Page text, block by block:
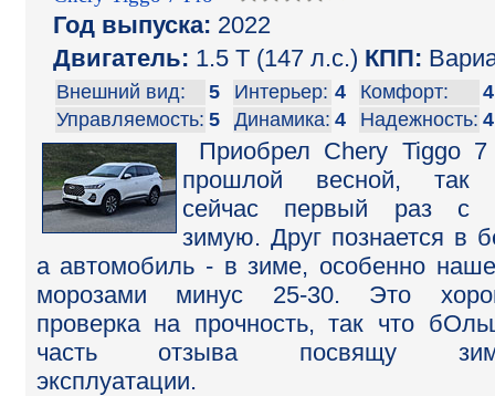
Год выпуска: 2022
Двигатель: 1.5 T (147 л.с.) КПП:
Внешний вид: 5 Интерьер: 4 Комфорт:
4
Управляемость: 5 Динамика: 4 Надежность: 4
Приобрел Chery Tiggo
прошлой весной, так
сейчас первый раз с
зимую. Друг познается в
а автомобиль - в зиме, особенно
морозами минус 25-30. Это
проверка на прочность, так что
часть отзыва посвящу
эксплуатации.